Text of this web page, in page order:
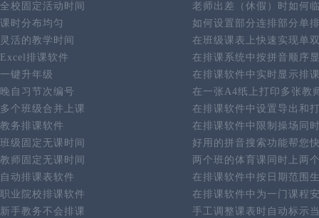
全校固定活动时间
老师出差（休假）时如何
课时分布均匀
如何设置部分连排部分单
灵活的教学时间
在班级课表上快速实现单
Excel排课软件
在排课系统中按拼音顺序
一键升年级
在排课软件中实时显示排
晚自习节次编号
在一张A4纸上打印多张教
多个班级合并上课
在排课软件中设置导出和
教务排课软件
在排课软件中限制操场同
班级固定无课时间
好用的拼音搜索功能帮您
教师固定无课时间
两个班的体育课同时上两
自动排课表软件
在排课软件中按日期范围
职业院校排课软件
在排课软件中为一门课程
新手教务不会排课
手工调整课表时自动标示